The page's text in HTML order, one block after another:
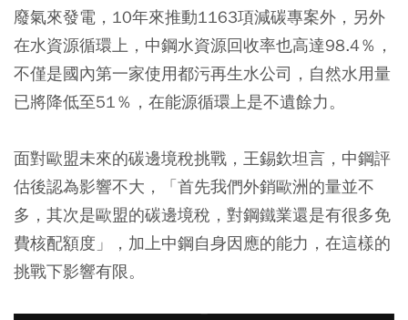
廢氣來發電，10年來推動1163項減碳專案外，另外
在水資源循環上，中鋼水資源回收率也高達98.4％，
不僅是國內第一家使用都污再生水公司，自然水用量
已將降低至51％，在能源循環上是不遺餘力。
面對歐盟未來的碳邊境稅挑戰，王錫欽坦言，中鋼評
估後認為影響不大，「首先我們外銷歐洲的量並不
多，其次是歐盟的碳邊境稅，對鋼鐵業還是有很多免
費核配額度」，加上中鋼自身因應的能力，在這樣的
挑戰下影響有限。